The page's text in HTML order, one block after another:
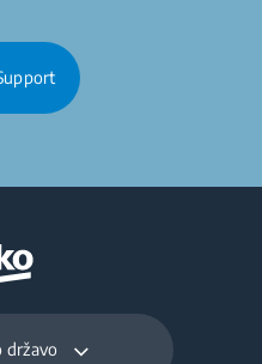
državo